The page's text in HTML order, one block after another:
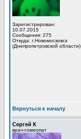
Зарегистрирован:
10.07.2015
Сообщения: 275
Откуда: г.Новомосковск
(Днепропетровской области)
Вернуться к началу
Сергей К
врач-гомеопат